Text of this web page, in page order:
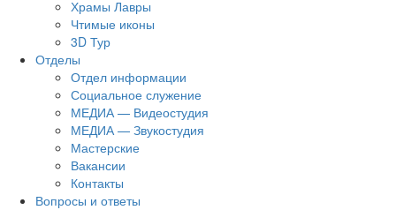
Храмы Лавры
Чтимые иконы
3D Тур
Отделы
Отдел информации
Социальное служение
МЕДИА — Видеостудия
МЕДИА — Звукостудия
Мастерские
Вакансии
Контакты
Вопросы и ответы